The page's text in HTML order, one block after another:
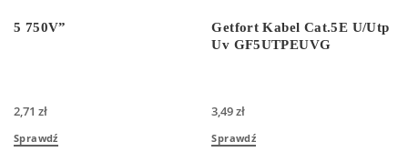
5 750V”
2,71 zł
Sprawdź
Getfort Kabel Cat.5E U/Utp
Uv GF5UTPEUVG
3,49zł
Sprawdź